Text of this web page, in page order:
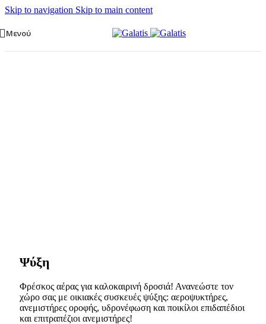
Skip to navigation Skip to main content
Μενού
Ψύξη
Φρέσκος αέρας για καλοκαιρινή δροσιά! Ανανεώστε τον
χώρο σας με οικιακές συσκευές ψύξης: αεροψυκτήρες,
ανεμιστήρες οροφής, υδρονέφωση και ποικίλοι επιδαπέδιοι
και επιτραπέζιοι ανεμιστήρες!